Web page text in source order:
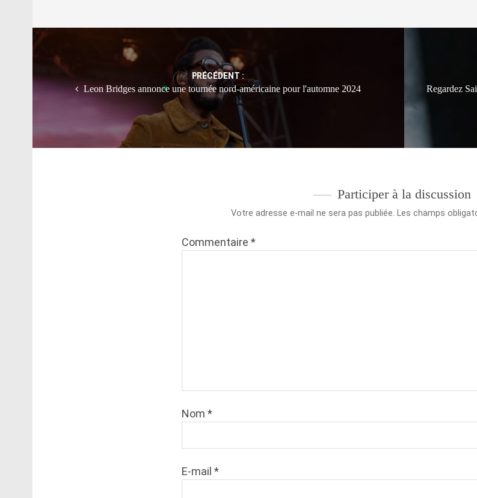
Post
PRÉCÉDENT :
Leon Bridges annonce une tournée nord-américaine pour l'automne 2024
Regardez
Participer à la discussion
Votre adresse e-mail ne sera pas publiée. Les champs
Commentaire *
Nom *
E-mail *